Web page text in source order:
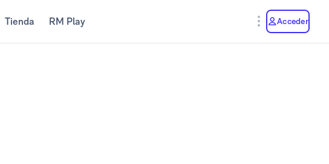
Tienda RM Play Acceder